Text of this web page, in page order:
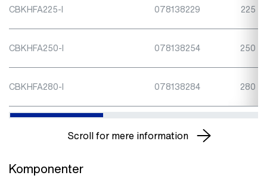
CBKHFA225-I 078138229 225
CBKHFA250-I 078138254 250
CBKHFA280-I 078138284 280
Scroll for mere information
Komponenter